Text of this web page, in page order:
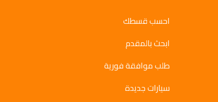
احسب قسطك
ابحث بالمقدم
طلب موافقة فورية
سيارات جديدة